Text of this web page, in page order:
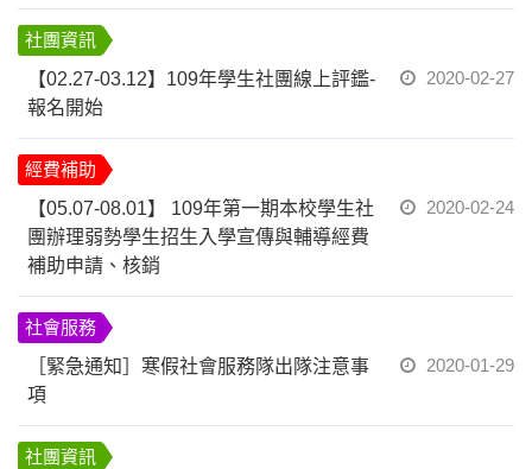
社團資訊
【02.27-03.12】109年學生社團線上評鑑-
報名開始
2020-02-27
經費補助
【05.07-08.01】 109年第一期本校學生社
團辦理弱勢學生招生入學宣傳與輔導經費
補助申請、核銷
2020-02-24
社會服務
［緊急通知］寒假社會服務隊出隊注意事
項
2020-01-29
社團資訊